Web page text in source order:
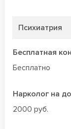
Психиатрия
Бесплатная
Бесплатно
Нарколог на
2000 руб.